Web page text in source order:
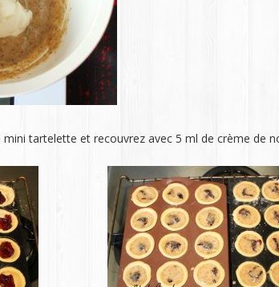
tartelette et recouvrez avec 5 ml de crème de